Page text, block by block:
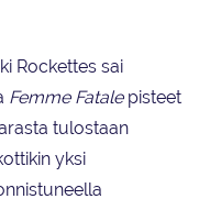
Rockettes sai
Femme Fatalepisteet
tulostaan
yksi